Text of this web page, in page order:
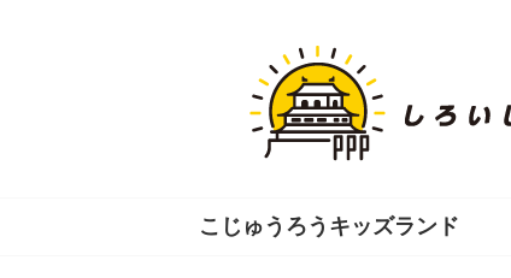
こじゅうろうキッズランド